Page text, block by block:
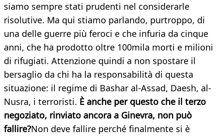
siamo sempre stati prudenti nel considerarle
risolutive. Ma qui stiamo parlando, purtroppo, di
una delle guerre più feroci e che infuria da cinque
anni, che ha prodotto oltre 100mila morti e milioni
di rifugiati. Attenzione quindi a non spostare il
bersaglio da chi ha la responsabilità di questa
situazione: il regime di Bashar al-Assad, Daesh, al-
Nusra, i terroristi. È anche per questo che il terzo
negoziato, rinviato ancora a Ginevra, non può
fallire?Non deve fallire perché finalmente si è